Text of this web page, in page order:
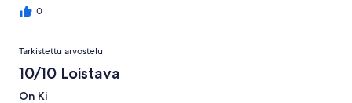
0
Tarkistettu arvostelu
10/10 Loistava
On Ki